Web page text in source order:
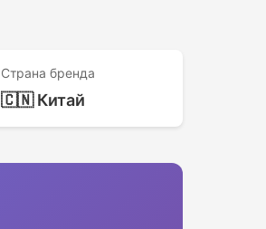
Страна бренда
🇨🇳 Китай